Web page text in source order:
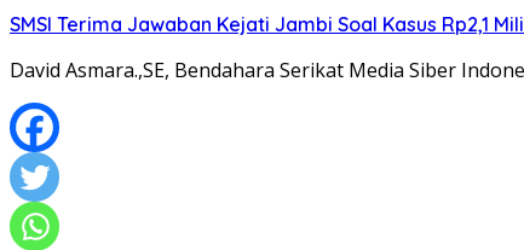
SMSI Terima Jawaban Kejati Jambi Soal Kasus Rp2,1
David Asmara.,SE, Bendahara Serikat Media Siber